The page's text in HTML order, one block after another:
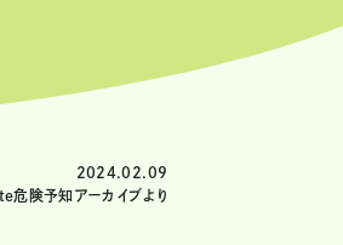
2024.02.09
危険予知アーカイブより